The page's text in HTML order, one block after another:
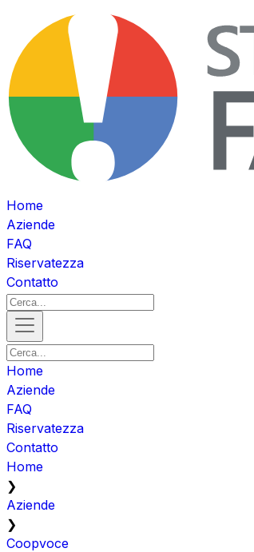
Home
Aziende
FAQ
Riservatezza
Contatto
Home
Aziende
FAQ
Riservatezza
Contatto
Home
❯
Aziende
❯
Coopvoce